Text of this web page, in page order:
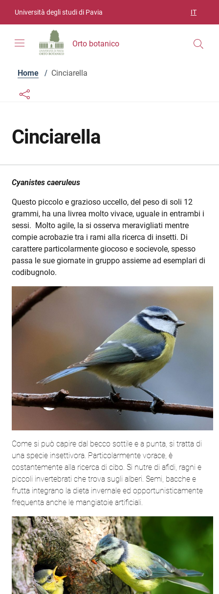
Università degli studi di Pavia IT
Orto botanico
Home / Cinciarella
Links condivisione social
Bottone condivisione social
Cinciarella
Cyanistes caeruleus
Questo piccolo e grazioso uccello, del peso di soli 12
grammi, ha una livrea molto vivace, uguale in entrambi i
sessi. Molto agile, la si osserva meravigliati mentre
compie acrobazie tra i rami alla ricerca di insetti. Di
carattere particolarmente giocoso e socievole, spesso
passa le sue giornate in gruppo assieme ad esemplari di
codibugnolo.
Come si può capire dal becco sottile e a punta, si tratta di
una specie insettivora. Particolarmente vorace, è
costantemente alla ricerca di cibo. Si nutre di afidi, ragni e
piccoli invertebrati che trova sugli alberi. Semi, bacche e
frutta integrano la dieta invernale ed opportunisticamente
frequenta anche le mangiatoie artificiali.